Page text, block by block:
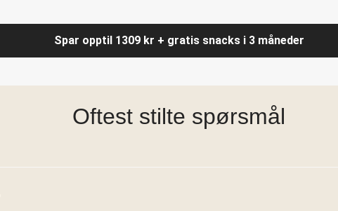
Spar opptil 1309 kr + gratis snacks i 3 måneder
Oftest stilte spørsmål